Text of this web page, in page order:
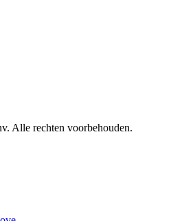
Alle rechten voorbehouden.